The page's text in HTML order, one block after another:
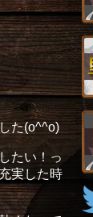
た(o^^o)
たい！っ
実した時